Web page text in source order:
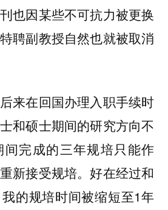
也因某些不可抗力被更换
聘副教授自然也就被取消
来在回国办理入职手续时
和硕士期间的研究方向不
间完成的三年规培只能作
新接受规培。好在经过和
的规培时间被缩短至1年